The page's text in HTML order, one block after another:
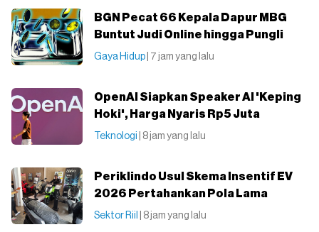
BGN Pecat 66 Kepala Dapur MBG
Buntut Judi Online hingga Pungli
Gaya Hidup | 7 jam yang lalu
OpenAI Siapkan Speaker AI 'Keping
Hoki', Harga Nyaris Rp5 Juta
Teknologi | 8 jam yang lalu
Periklindo Usul Skema Insentif EV
2026 Pertahankan Pola Lama
Sektor Riil | 8 jam yang lalu